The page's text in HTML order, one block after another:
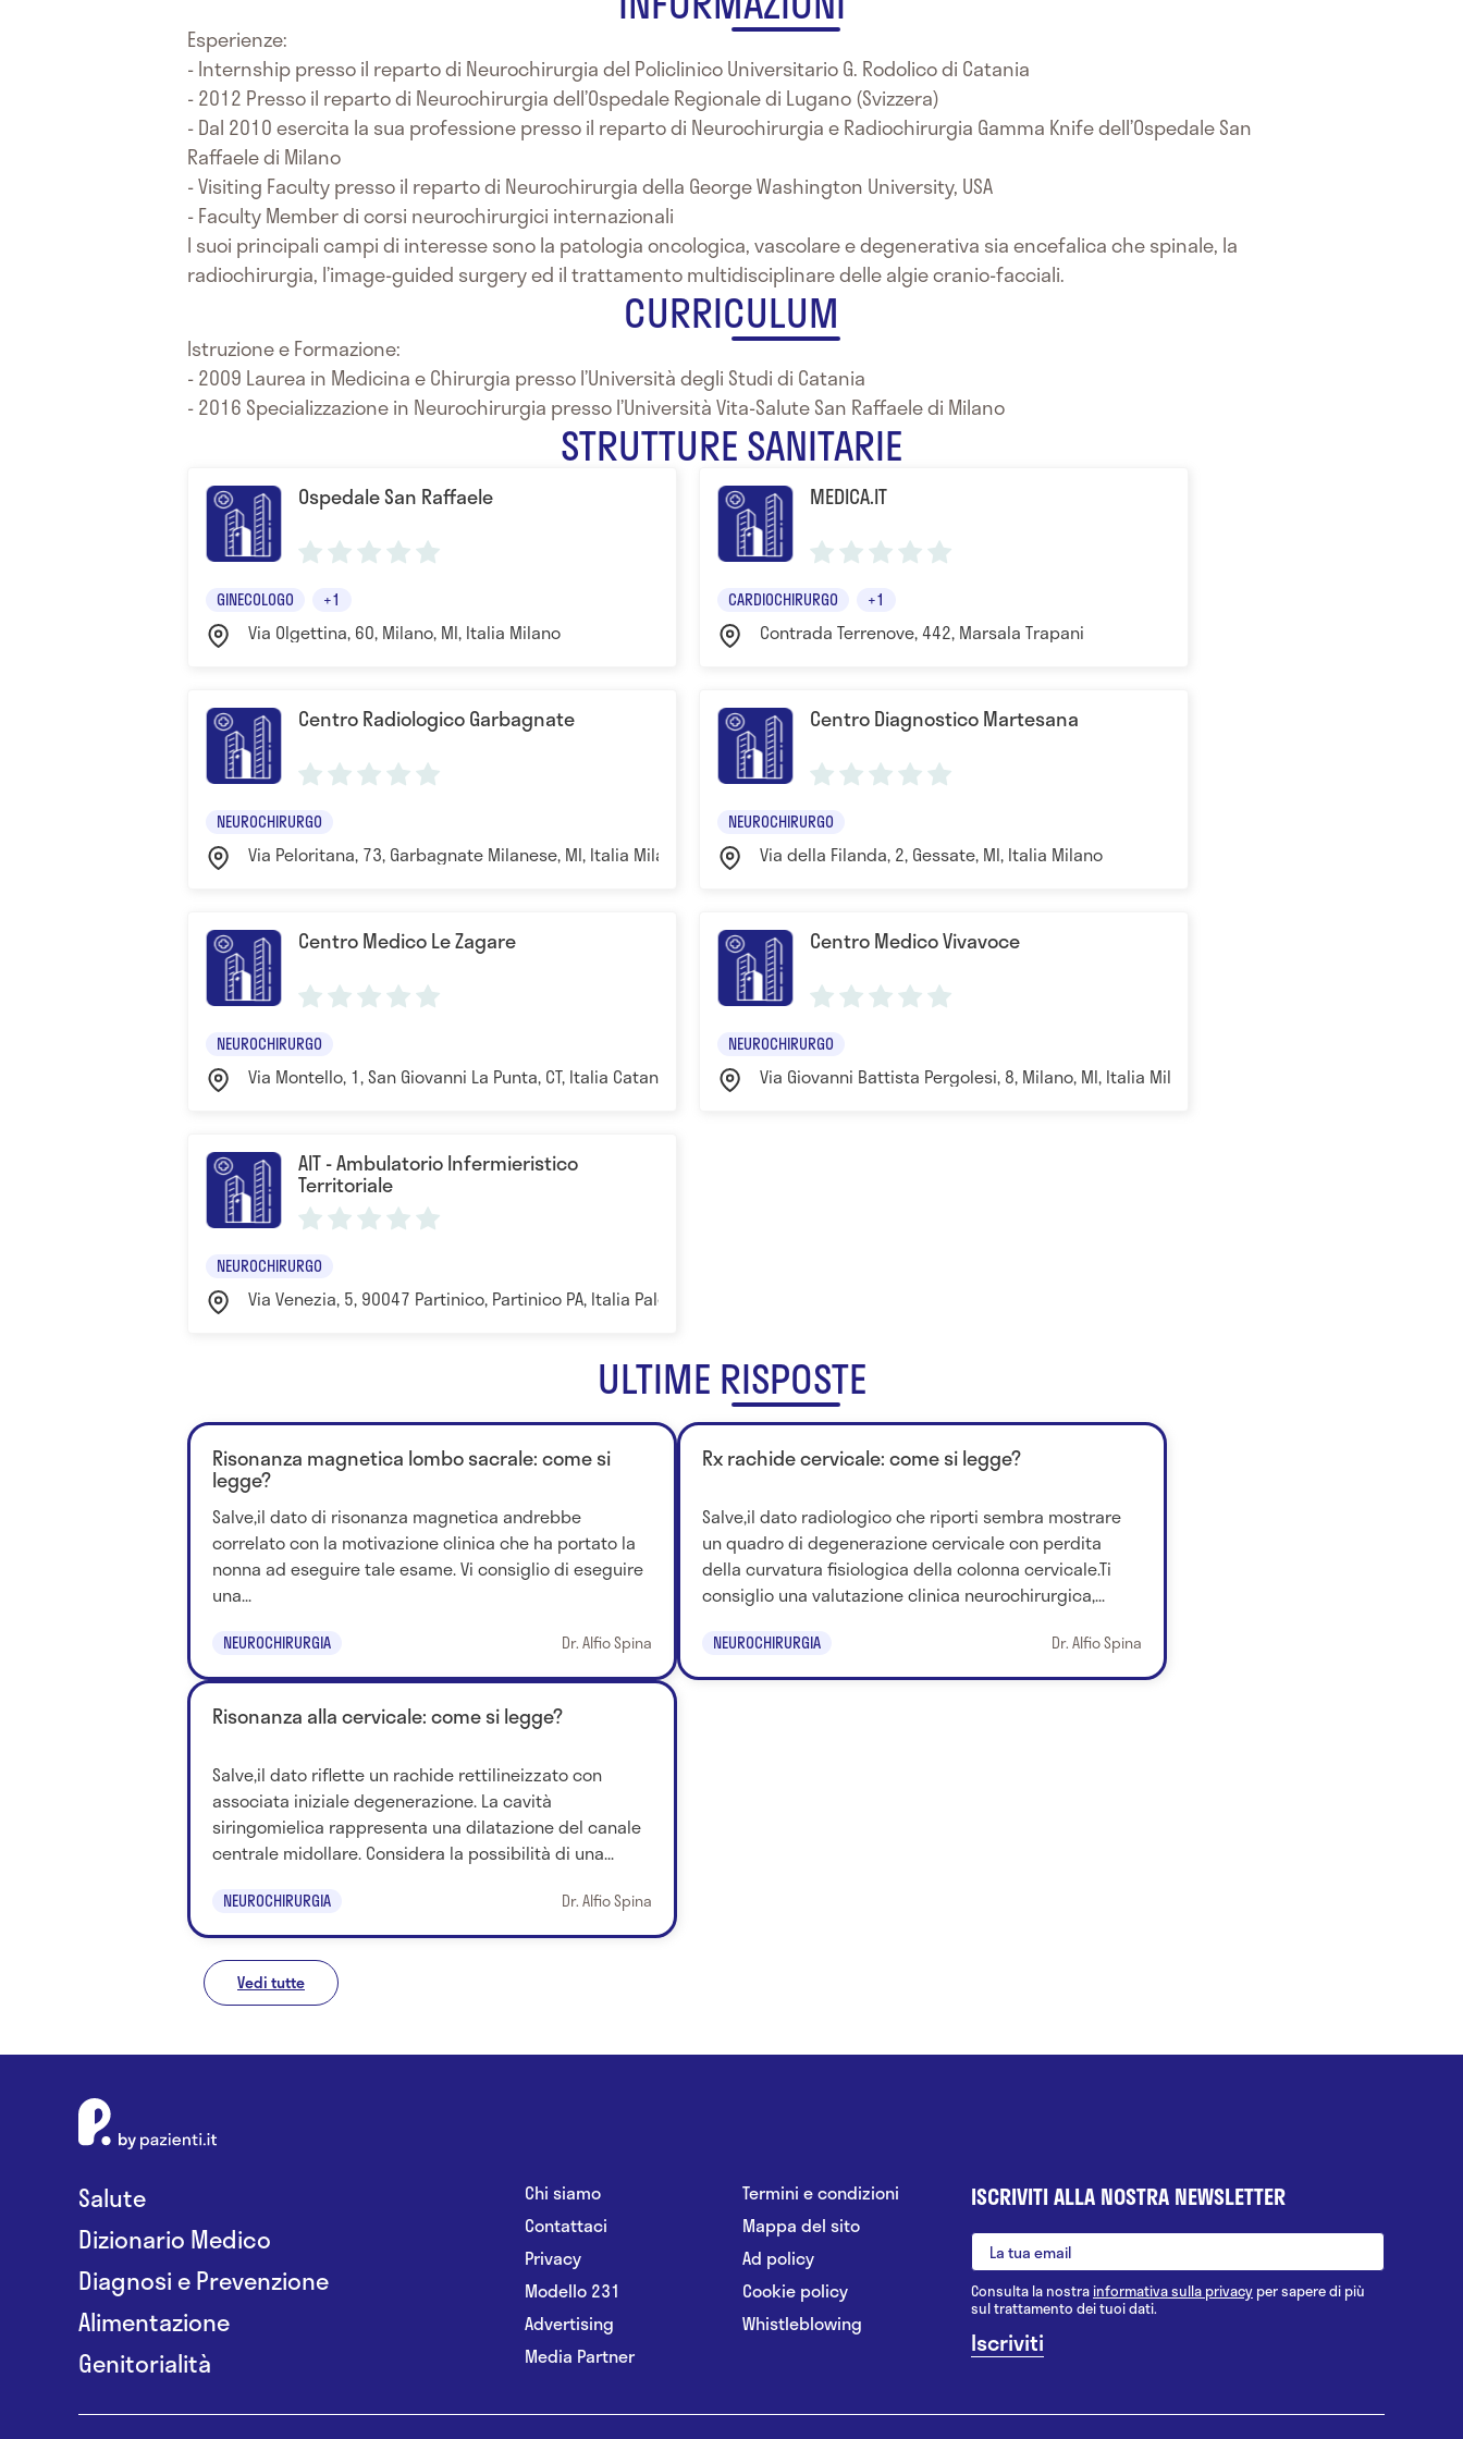
Esperienze:
- Internship presso il reparto di Neurochirurgia del Policlinico Universitario G. Rodolico di Catania
- 2012 Presso il reparto di Neurochirurgia dell’Ospedale Regionale di Lugano (Svizzera)
- Dal 2010 esercita la sua professione presso il reparto di Neurochirurgia e Radiochirurgia Gamma Knife dell’Ospedale San
Raffaele di Milano
- Visiting Faculty presso il reparto di Neurochirurgia della George Washington University, USA
- Faculty Member di corsi neurochirurgici internazionali
I suoi principali campi di interesse sono la patologia oncologica, vascolare e degenerativa sia encefalica che spinale, la
radiochirurgia, l’image-guided surgery ed il trattamento multidisciplinare delle algie cranio-facciali.
CURRICULUM
Istruzione e Formazione:
- 2009 Laurea in Medicina e Chirurgia presso l’Università degli Studi di Catania
- 2016 Specializzazione in Neurochirurgia presso l’Università Vita-Salute San Raffaele di Milano
STRUTTURE SANITARIE
Ospedale San Raffaele
GINECOLOGO +1
Via Olgettina, 60, Milano, MI, Italia Milano
MEDICA.IT
CARDIOCHIRURGO +1
Contrada Terrenove, 442, Marsala Trapani
Centro Radiologico Garbagnate
NEUROCHIRURGO
Via Peloritana, 73, Garbagnate Milanese, MI, Italia Milano
Centro Diagnostico Martesana
NEUROCHIRURGO
Via della Filanda, 2, Gessate, MI, Italia Milano
Centro Medico Le Zagare
NEUROCHIRURGO
Via Montello, 1, San Giovanni La Punta, CT, Italia Catania
Centro Medico Vivavoce
NEUROCHIRURGO
Via Giovanni Battista Pergolesi, 8, Milano, MI, Italia Milano
AIT - Ambulatorio Infermieristico
Territoriale
NEUROCHIRURGO
Via Venezia, 5, 90047 Partinico, Partinico PA, Italia Palermo
ULTIME RISPOSTE
Risonanza magnetica lombo sacrale: come si
legge?
Salve,il dato di risonanza magnetica andrebbe
correlato con la motivazione clinica che ha portato la
nonna ad eseguire tale esame. Vi consiglio di eseguire
una...
NEUROCHIRURGIA Dr. Alfio Spina
Rx rachide cervicale: come si legge?
Salve,il dato radiologico che riporti sembra mostrare
un quadro di degenerazione cervicale con perdita
della curvatura fisiologica della colonna cervicale.Ti
consiglio una valutazione clinica neurochirurgica,...
NEUROCHIRURGIA Dr. Alfio Spina
Risonanza alla cervicale: come si legge?
Salve,il dato riflette un rachide rettilineizzato con
associata iniziale degenerazione. La cavità
siringomielica rappresenta una dilatazione del canale
centrale midollare. Considera la possibilità di una...
NEUROCHIRURGIA Dr. Alfio Spina
Vedi tutte
Salute
Dizionario Medico
Diagnosi e Prevenzione
Alimentazione
Genitorialità
Chi siamo
Contattaci
Privacy
Modello 231
Advertising
Media Partner
Termini e condizioni
Mappa del sito
Ad policy
Cookie policy
Whistleblowing
ISCRIVITI ALLA NOSTRA NEWSLETTER
Consulta la nostrainformativa sulla privacy per sapere di più
sul trattamento dei tuoi dati.